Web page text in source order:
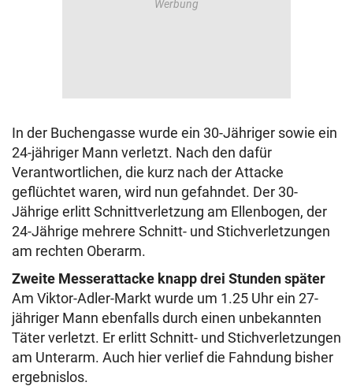
In der Buchengasse wurde ein 30-Jähriger sowie ein
24-jähriger Mann verletzt. Nach den dafür
Verantwortlichen, die kurz nach der Attacke
geflüchtet waren, wird nun gefahndet. Der 30-
Jährige erlitt Schnittverletzung am Ellenbogen, der
24-Jährige mehrere Schnitt- und Stichverletzungen
am rechten Oberarm.
Zweite Messerattacke knapp drei Stunden später
Am Viktor-Adler-Markt wurde um 1.25 Uhr ein 27-
jähriger Mann ebenfalls durch einen unbekannten
Täter verletzt. Er erlitt Schnitt- und Stichverletzungen
am Unterarm. Auch hier verlief die Fahndung bisher
ergebnislos.